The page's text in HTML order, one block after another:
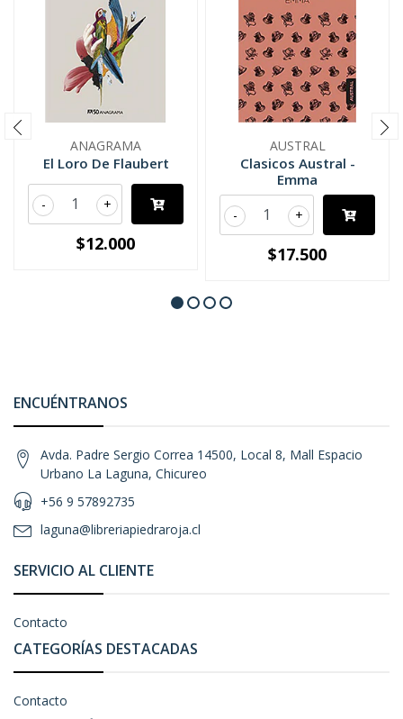
ANAGRAMA
El Loro De Flaubert
+
-
$12.000
AUSTRAL
Clasicos Austral -
Emma
+
-
$17.500
ENCUÉNTRANOS
Avda. Padre Sergio Correa 14500, Local 8, Mall Espacio
Urbano La Laguna, Chicureo
+56 9 57892735
laguna@libreriapiedraroja.cl
SERVICIO AL CLIENTE
Contacto
CATEGORÍAS DESTACADAS
Contacto